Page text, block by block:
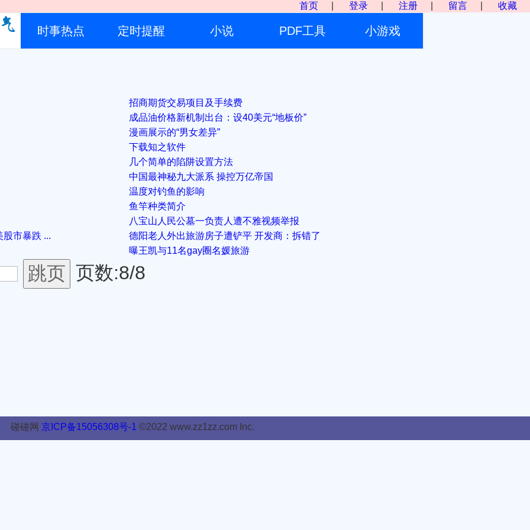
首页 登录 注册 留言 收藏
时事热点 定时提醒 小说 PDF工具 小游戏
招商期货交易项目及手续费
成品油价格新机制出台：设40美元“地板价”
漫画展示的“男女差异”
下载知之软件
几个简单的陷阱设置方法
中国最神秘九大派系 操控万亿帝国
温度对钓鱼的影响
鱼竿种类简介
八宝山人民公墓一负责人遭不雅视频举报
市暴跌 ...
德阳老人外出旅游房子遭铲平 开发商：拆错了
曝王凯与11名gay圈名媛旅游
页数:8/8
碰碰网 京ICP备15056308号-1 ©2022 www.zz1zz.com Inc.